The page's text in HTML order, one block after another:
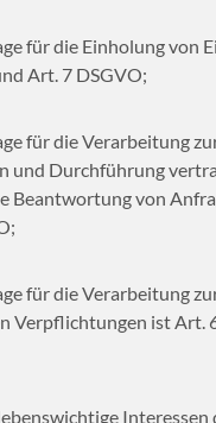
für die Einholung von
Art. 7 DSGVO;
für die Verarbeitung
und Durchführung
Beantwortung von
für die Verarbeitung
Verpflichtungen ist Art.